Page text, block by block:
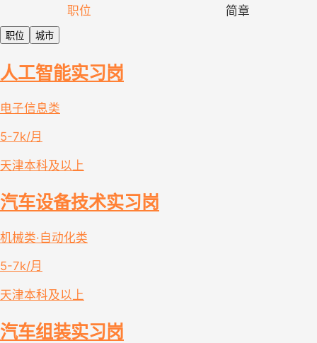
职位 简章
职位 城市
人工智能实习岗
电子信息类
5-7k/月
天津本科及以上
汽车设备技术实习岗
机械类·自动化类
5-7k/月
天津本科及以上
汽车组装实习岗